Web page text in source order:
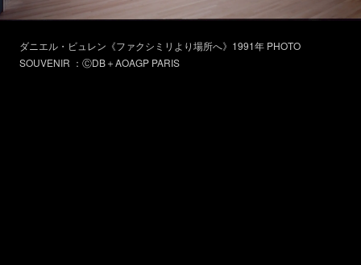
ダニエル・ビュレン《ファクシミリより場所へ》1991年 PHOTO
SOUVENIR ：ⒸDB＋AOAGP PARIS